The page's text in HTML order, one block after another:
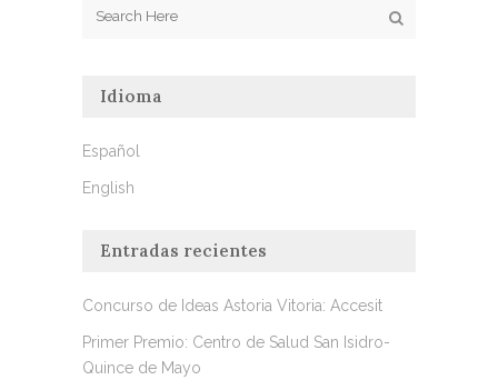
Idioma
Español
English
Entradas recientes
Concurso de Ideas Astoria Vitoria: Accesit
Primer Premio: Centro de Salud San Isidro-
Quince de Mayo